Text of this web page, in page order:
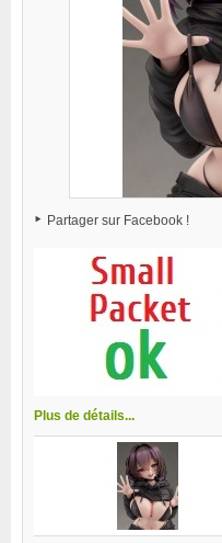
Partager sur Facebook !
Plus de détails...